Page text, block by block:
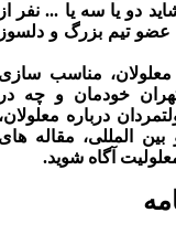
دو یا سه یا ... نفر از
عضو تیم بزرگ و دلسوز
مناسب سازی
خودمان و چه در
درباره معلولان،
المللی، مقاله های
آگاه شوید.